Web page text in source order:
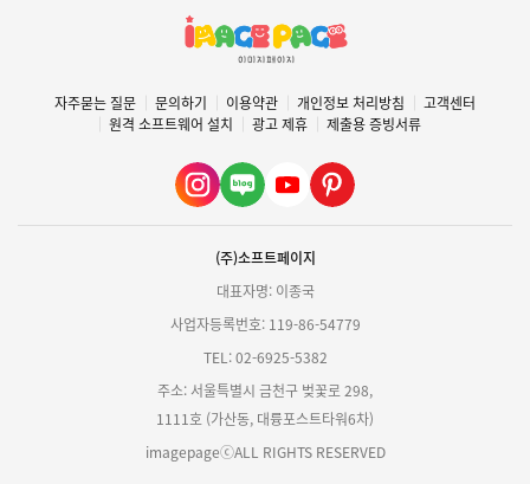
자주묻는 질문 문의하기 이용약관 개인정보 처리방침
고객센터
원격 소프트웨어 설치
광고 제휴 제출용 증빙서류
(주)소프트페이지
대표자명: 이종국
사업자등록번호: 119-86-54779
TEL: 02-6925-5382
주소: 서울특별시 금천구 벚꽃로 298,
1111호 (가산동, 대륭포스트타워6차)
imagepageⓒALL RIGHTS RESERVED